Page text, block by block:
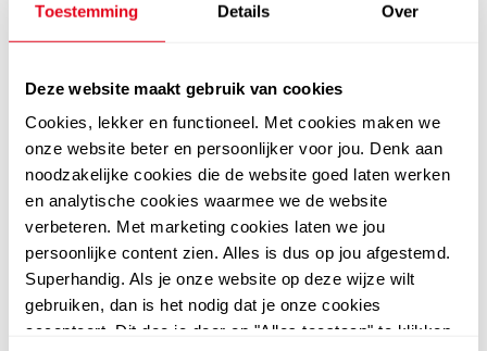
Toestemming Details Over
Deze website maakt gebruik van cookies
Cookies, lekker en functioneel. Met cookies maken we
onze website beter en persoonlijker voor jou. Denk aan
noodzakelijke cookies die de website goed laten werken
en analytische cookies waarmee we de website
verbeteren. Met marketing cookies laten we jou
persoonlijke content zien. Alles is dus op jou afgestemd.
Superhandig. Als je onze website op deze wijze wilt
gebruiken, dan is het nodig dat je onze cookies
accepteert. Dit doe je door op "Alles toestaan" te klikken.